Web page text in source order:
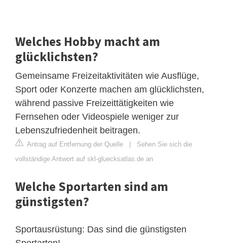
Welches Hobby macht am
glücklichsten?
Gemeinsame Freizeitaktivitäten wie Ausflüge,
Sport oder Konzerte machen am glücklichsten,
während passive Freizeittätigkeiten wie
Fernsehen oder Videospiele weniger zur
Lebenszufriedenheit beitragen.
Antrag auf Entfernung der Quelle | Sehen Sie sich die
vollständige Antwort auf skl-gluecksatlas.de an
Welche Sportarten sind am
günstigsten?
Sportausrüstung: Das sind die günstigsten